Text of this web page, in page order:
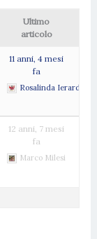
Ultimo
articolo
11 anni, 4 mesi
fa
Rosalinda Ierardi
12 anni, 7 mesi
fa
Marco Milesi